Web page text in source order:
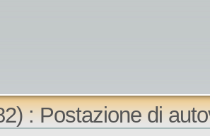
: Postazione di